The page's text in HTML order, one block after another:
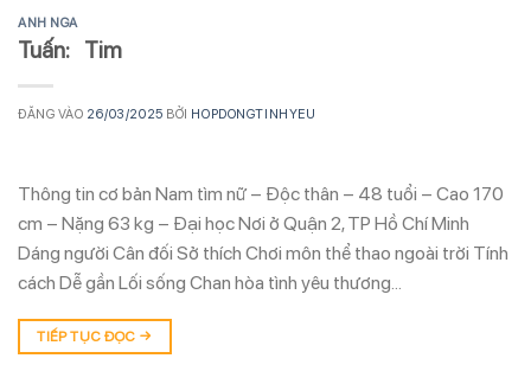
ANH NGA
Tuấn: Tim
ĐĂNG VÀO 26/03/2025 BỞI HOPDONGTINHYEU
Thông tin cơ bản Nam tìm nữ – Độc thân – 48 tuổi – Cao 170
cm – Nặng 63 kg – Đại học Nơi ở Quận 2, TP Hồ Chí Minh
Dáng người Cân đối Sở thích Chơi môn thể thao ngoài trời Tính
cách Dễ gần Lối sống Chan hòa tình yêu thương…
TIẾP TỤC ĐỌC →